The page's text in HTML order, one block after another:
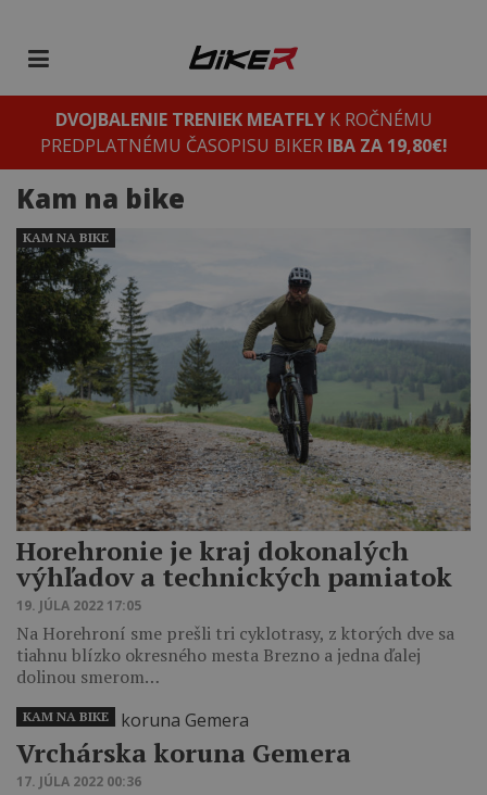
DVOJBALENIE TRENIEK MEATFLYK ROČNÉMU
PREDPLATNÉMU ČASOPISU BIKER IBA ZA 19,80€!
Kam na bike
Horehronie je kraj dokonalých
výhľadov a technických pamiatok
19. JÚLA 2022 17:05
Na Horehroní sme prešli tri cyklotrasy, z ktorých dve sa
tiahnu blízko okresného mesta Brezno a jedna ďalej
dolinou smerom…
KAM NA BIKE
Vrchárska koruna Gemera
17. JÚLA 2022 00:36
KAM NA BIKE